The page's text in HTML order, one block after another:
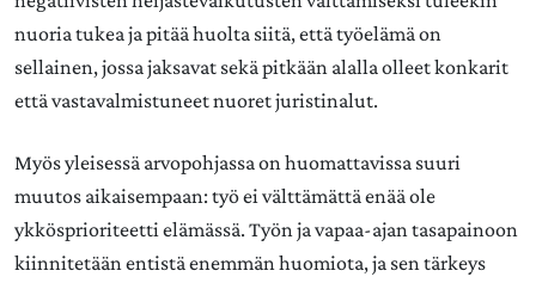
nuoria tukea ja pitää huolta siitä, että työelämä on
sellainen, jossa jaksavat sekä pitkään alalla olleet konkarit
että vastavalmistuneet nuoret juristinalut.
Myös yleisessä arvopohjassa on huomattavissa suuri
muutos aikaisempaan: työ ei välttämättä enää ole
ykkösprioriteetti elämässä. Työn ja vapaa-ajan tasapainoon
kiinnitetään entistä enemmän huomiota, ja sen tärkeys